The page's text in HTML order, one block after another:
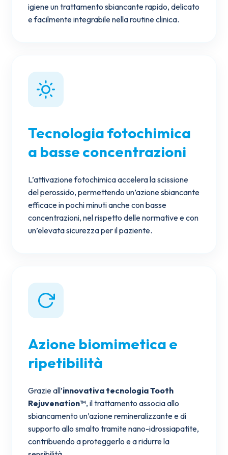
igiene un trattamento sbiancante rapido, delicato
e facilmente integrabile nella routine clinica.
Tecnologia fotochimica
a basse concentrazioni
L’attivazione fotochimica accelera la scissione
del perossido, permettendo un’azione sbiancante
efficace in pochi minuti anche con basse
concentrazioni, nel rispetto delle normative e con
un’elevata sicurezza per il paziente.
Azione biomimetica e
ripetibilità
Grazie all’innovativa tecnologia Tooth
Rejuvenation™, il trattamento associa allo
sbiancamento un’azione remineralizzante e di
supporto allo smalto tramite nano-idrossiapatite,
contribuendo a proteggerlo e a ridurre la